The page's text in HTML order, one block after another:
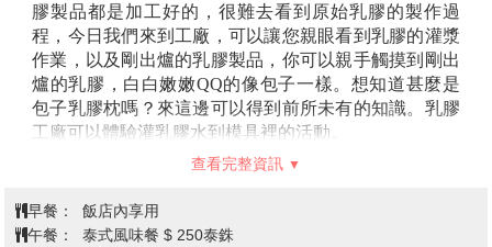
準備豐富的自助餐美食，泰國時令水果，啤酒飲料無限
暢飲。
【紫醉金迷夜生活【Pattaya Walking Street】】芭達雅
的洋人步行街，顧名思義有眾多國外觀光客步行於此，
燈紅酒綠的街道，充滿著異國風味。原址為洋人美軍大
街，在1950年代時只是個小漁村，因越戰關係，芭 達雅
變成美軍作戰之餘尋歡作樂的區域，歌舞昇平，但隨著
地，列為芭達雅夜晚必去之處。華燈初上，芭達雅 徒步
街展現無限旖旎的風光，有多彩繽紛的閃耀霓虹燈、令
膠製品都是加工好的，很難去看到原始乳膠的製作過
程，今日我們來到工廠，可以讓您親眼看到乳膠的灌漿
作業，以及剛出爐的乳膠製品，你可以親手觸摸到剛出
爐的乳膠，白白嫩嫩QQ的像包子一樣。想知道甚麼是
包子乳膠枕嗎？來這邊可以得到前所未有的知識。乳膠
工廠可以體驗灌乳膠水到模具裡的活動。
【童話甜甜屋 (每人贈送一隻冰淇淋)】
眼的馬卡龍色彩，將整個園區布置得非常可愛又生動，
各式各樣的糖果、薑餅屋、冰淇淋的造型，讓大人小孩
查看完整資訊
早餐：
飯店內享用
午餐：
泰式風味餐 $ 250泰銖